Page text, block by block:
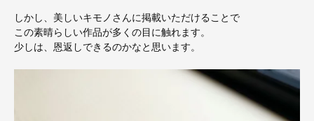
しかし、美しいキモノさんに掲載いただけることで
この素晴らしい作品が多くの目に触れます。
少しは、恩返しできるのかなと思います。